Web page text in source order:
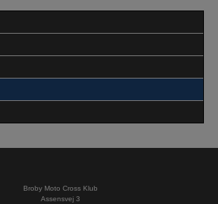
Broby Moto Cross Klub
Assensvej 3